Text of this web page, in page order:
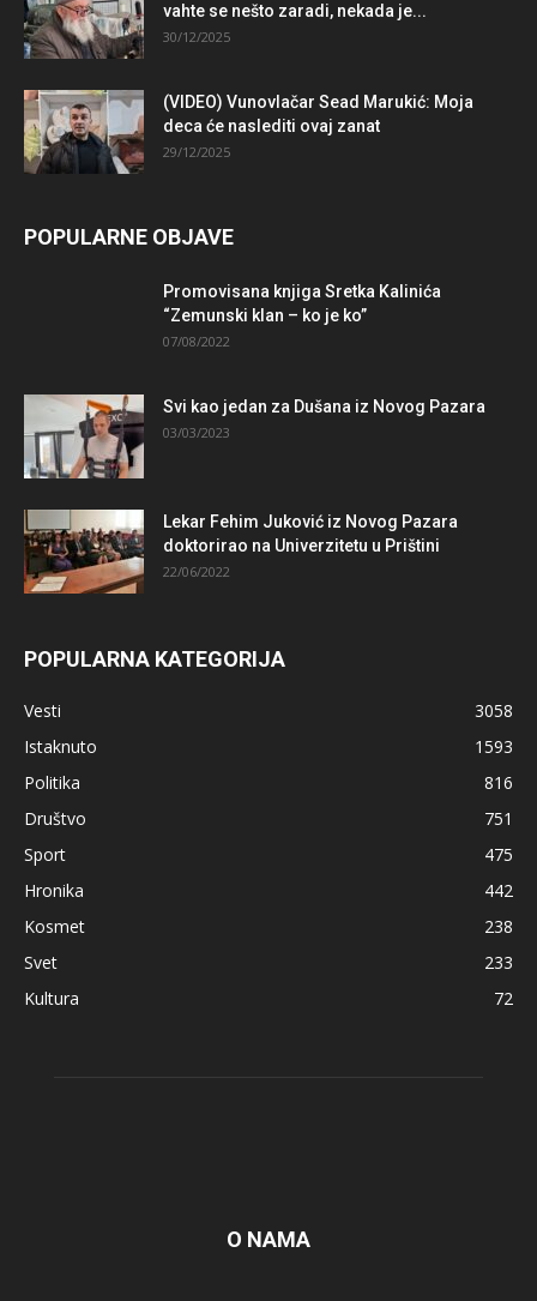
vahte se nešto zaradi, nekada je...
30/12/2025
(VIDEO) Vunovlačar Sead Marukić: Moja
deca će naslediti ovaj zanat
29/12/2025
POPULARNE OBJAVE
Promovisana knjiga Sretka Kalinića
“Zemunski klan – ko je ko”
07/08/2022
Svi kao jedan za Dušana iz Novog Pazara
03/03/2023
Lekar Fehim Juković iz Novog Pazara
doktorirao na Univerzitetu u Prištini
22/06/2022
POPULARNA KATEGORIJA
Vesti
3058
Istaknuto
1593
Politika
816
Društvo
751
Sport
475
Hronika
442
Kosmet
238
Svet
233
Kultura
72
O NAMA